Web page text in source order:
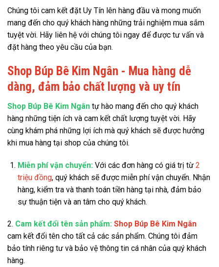
Chúng tôi cam kết đặt Uy Tín lên hàng đầu và mong muốn
mang đến cho quý khách hàng những trải nghiệm mua sắm
tuyệt vời. Hãy liên hệ với chúng tôi ngay để được tư vấn và
đặt hàng theo yêu cầu của bạn.
Shop Búp Bê Kim Ngân - Mua hàng dễ
dàng, đảm bảo chất lượng và uy tín
Shop Búp Bê Kim Ngân tự hào mang đến cho quý khách
hàng những tiện ích và cam kết chất lượng tuyệt vời. Hãy
cùng khám phá những lợi ích mà quý khách sẽ được hưởng
khi mua hàng tại shop của chúng tôi.
Miễn phí vận chuyển: Với các đơn hàng có giá trị từ 2
triệu đồng, quý khách sẽ được miễn phí vận chuyển. Nhận
hàng, kiểm tra và thanh toán tiền hàng tại nhà, đảm bảo
sự thuận tiện và an tâm cho quý khách.
2. Cam kết đổi tên sản phẩm: Shop Búp Bê Kim Ngân
cam kết đổi tên cho tất cả các sản phẩm. Chúng tôi đảm
bảo tính riêng tư và bảo vệ thông tin cá nhân của quý khách
hàng.